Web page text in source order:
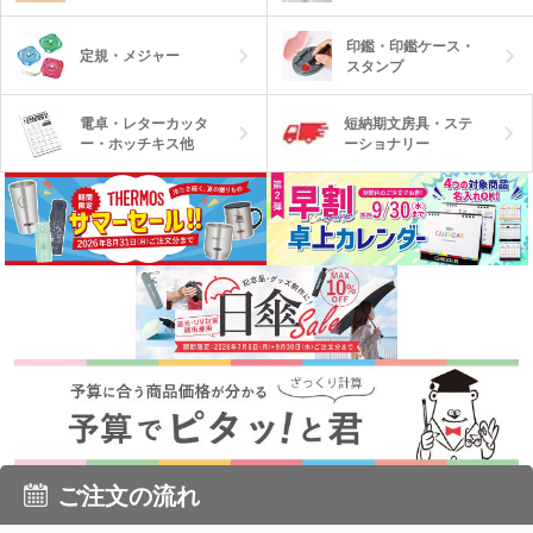
定規・メジャー
印鑑・印鑑ケース・
スタンプ
電卓・レターカッタ
ー・ホッチキス他
短納期文房具・ステ
ーショナリー
ご注文の流れ